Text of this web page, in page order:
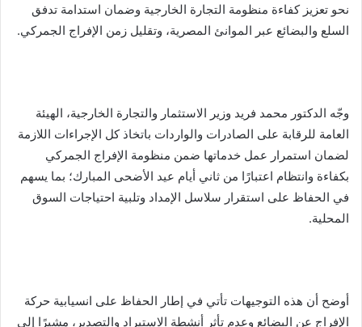
نحو تعزيز كفاءة منظومة التجارة الخارجية وضمان استدامة تدفق
السلع والبضائع عبر الموانئ المصرية، وتقليل زمن الإفراج الجمركي.
وجّه الدكتور محمد فريد وزير الاستثمار والتجارة الخارجية، الهيئة
العامة للرقابة على الصادرات والواردات باتخاذ كل الإجراءات اللازمة
لضمان استمرار عمل خدماتها ضمن منظومة الإفراج الجمركي
بكفاءة وانتظام اعتبارًا من ثاني أيام عيد الأضحى المبارك؛ بما يسهم
في الحفاظ على استقرار سلاسل الإمداد وتلبية احتياجات السوق
المحلية.
أوضح أن هذه التوجيهات تأتي في إطار الحفاظ على انسيابية حركة
الإفراج عن البضائع وعدم تأثر أنشطة الاستيراد والتصدير، مشيرًا إلى